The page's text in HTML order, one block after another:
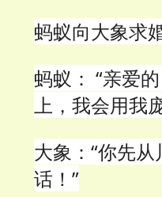
蚂蚁向大象求
蚂蚁： “亲爱
上，我会用我
大象：“你先
话！”